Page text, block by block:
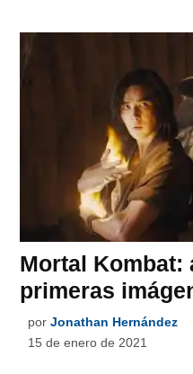
Mortal Kombat:
primeras
por Jonathan Hernández
15 de enero de 2021